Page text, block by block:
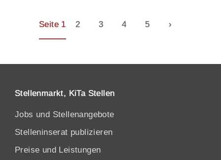
Seite 1 2 3 4 5 ›
Stellenmarkt, KiTa Stellen
Jobs und Stellenangebote
Stelleninserat publizieren
Preise und Leistungen